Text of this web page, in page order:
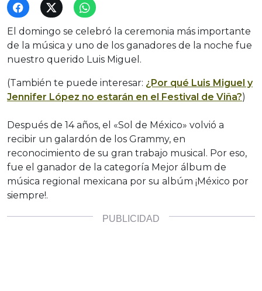
El domingo se celebró la ceremonia más importante
de la música y uno de los ganadores de la noche fue
nuestro querido Luis Miguel.
(También te puede interesar: ¿Por qué Luis Miguel y
Jennifer López no estarán en el Festival de Viña?)
Después de 14 años, el «Sol de México» volvió a
recibir un galardón de los Grammy, en
reconocimiento de su gran trabajo musical. Por eso,
fue el ganador de la categoría Mejor álbum de
música regional mexicana por su albúm ¡México por
siempre!.